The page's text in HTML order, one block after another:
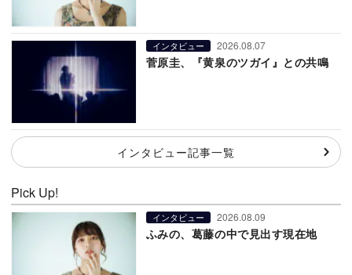
インタビュー 2026.08.07
菅原圭、『黄泉のツガイ』との共鳴
インタビュー記事一覧
Pick Up!
インタビュー 2026.08.09
ふみの、葛藤の中で見出す現在地